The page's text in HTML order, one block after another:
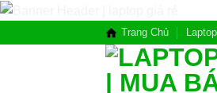
Chuyển
nội
Trang Chủ